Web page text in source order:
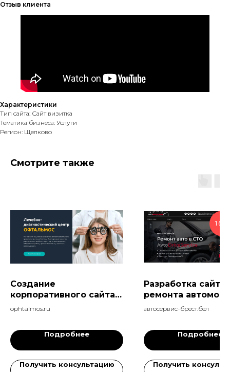
Отзыв клиента
Характеристики
Тип сайта: Сайт визитка
Тематика бизнеса: Услуги
Регион: Щелково
Смотрите также
Создание
корпоративного сайта
центра офтальмологии
ophtalmos.ru
Подробнее
Получить консультацию
Разработка сайта
ремонта
300 лидов за
автосервис-брест.бел
Подробнее
Получить